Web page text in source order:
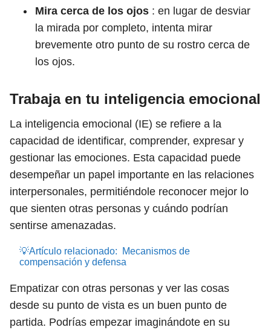
Mira cerca de los ojos : en lugar de desviar
la mirada por completo, intenta mirar
brevemente otro punto de su rostro cerca de
los ojos.
Trabaja en tu inteligencia emocional
La inteligencia emocional (IE) se refiere a la
capacidad de identificar, comprender, expresar y
gestionar las emociones. Esta capacidad puede
desempeñar un papel importante en las relaciones
interpersonales, permitiéndole reconocer mejor lo
que sienten otras personas y cuándo podrían
sentirse amenazadas.
💡Artículo relacionado:
Mecanismos de
compensación y defensa
Empatizar con otras personas y ver las cosas
desde su punto de vista es un buen punto de
partida. Podrías empezar imaginándote en su